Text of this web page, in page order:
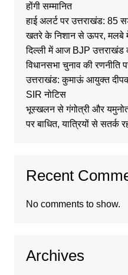
होंगी सम्मानित
हाई अलर्ट पर उत्तराखंड: 85
खतरे के निशान से ऊपर, मलबे
दिल्ली में आज BJP
विधानसभा चुनाव की रणनीति
उत्तराखंड: कुमाऊं आयुक्त
SIR नोटिस
भूस्खलन से गंगोत्री और
पर बाधित, यात्रियों से सतर्क
Recent
No comments to show.
Archives